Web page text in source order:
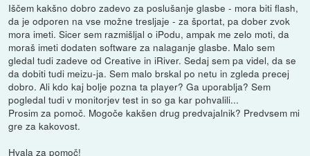
Iščem kakšno dobro zadevo za poslušanje glasbe - mora biti flash,
da je odporen na vse možne tresljaje - za športat, pa dober zvok
mora imeti. Sicer sem razmišljal o iPodu, ampak me zelo moti, da
moraš imeti dodaten software za nalaganje glasbe. Malo sem
gledal tudi zadeve od Creative in iRiver. Sedaj sem pa videl, da se
da dobiti tudi meizu-ja. Sem malo brskal po netu in zgleda precej
dobro. Ali kdo kaj bolje pozna ta player? Ga uporablja? Sem
pogledal tudi v monitorjev test in so ga kar pohvalili...
Prosim za pomoč. Mogoče kakšen drug predvajalnik? Predvsem mi
gre za kakovost.
Hvala za pomoč!